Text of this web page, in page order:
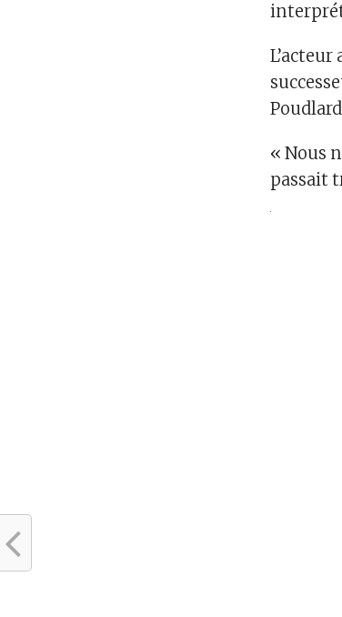
« Nous
passait